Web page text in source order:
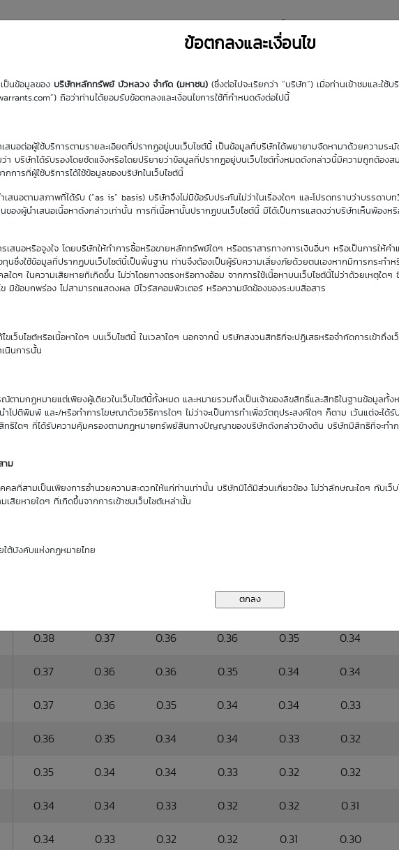
ข้อตกลงและเงื่อนไข
ป็นข้อมูลของ บริษัทหลักทรัพย์ บัวหลวง จำกัด (มหาชน) (ซึ่งต่อไปจะเรียกว่า “บริษัท”) เมื่อท่านเข้าชมและใช้
ถือว่าท่านได้ยอมรับข้อตกลงและเงื่อนไขการใช้ที่กำหนดดังต่อไปนี้
นอต่อผู้ใช้บริการตามรายละเอียดที่ปรากฏอยู่บนเว็บไซต์นี้ เป็นข้อมูลที่บริษัทได้พยายามจัดหามาด้วยความร
า บริษัทได้รับรองโดยชัดแจ้งหรือโดยปริยายว่าข้อมูลที่ปรากฏอยู่บนเว็บไซต์ทั้งหมดดังกล่าวนี้มีความถูกต้อง
กการที่ผู้ใช้บริการได้ใช้ข้อมูลของบริษัทในเว็บไซต์นี้
สนอตามสภาพที่ได้รับ (“as is” basis) บริษัทจึงไม่มีข้อรับประกันไม่ว่าในเรื่องใดๆ และโปรดทราบว่าบรรดาบ
ของผู้นำเสนอเนื้อหาดังกล่าวเท่านั้น การที่เนื้อหานั้นปรากฏบนเว็บไซต์นี้ มิได้เป็นการแสดงว่าบริษัทเห็นพ้อง
เสนอหรือจูงใจ โดยบริษัทให้ทำการซื้อหรือขายหลักทรัพย์ใดๆ หรือตราสารทางการเงินอื่นๆ หรือเป็นการให้
นซึ่งใช้ข้อมูลที่ปรากฏบนเว็บไซต์นี้เป็นพื้นฐาน ท่านจึงต้องเป็นผู้รับความเสี่ยงภัยด้วยตนเองหากมีการกระทำ
ดๆ ในความเสียหายที่เกิดขึ้น ไม่ว่าโดยทางตรงหรือทางอ้อม จากการใช้เนื้อหาบนเว็บไซต์นี้ไม่ว่าด้วยเหตุใ
มีข้อบกพร่อง ไม่สามารถแสดงผล มีไวรัสคอมพิวเตอร์ หรือความขัดข้องของระบบสื่อสาร
เว็บไซต์หรือเนื้อหาใดๆ บนเว็บไซต์นี้ ในเวลาใดๆ นอกจากนี้ บริษัทสงวนสิทธิที่จะปฏิเสธหรือจำกัดการเข้าถึง
นินการนั้น
ตามกฏหมายแต่เพียงผู้เดียวในเว็บไซต์นี้ทั้งหมด และหมายรวมถึงเป็นเจ้าของลิขสิทธิ์และสิทธิในฐานข้อมูลทั้ง
ไปตีพิมพ์ และ/หรือทำการโฆษณาด้วยวิธีการใดๆ ไม่ว่าจะเป็นการทำเพื่อวัตถุประสงค์ใดๆ ก็ตาม เว้นแต่จะ
สิทธิใดๆ ที่ได้รับความคุ้มครองตามกฏหมายทรัพย์สินทางปัญญาของบริษัทดังกล่าวข้างต้น บริษัทมีสิทธิที่จะทำ
าม
คคลที่สามเป็นเพียงการอำนวยความสะดวกให้แก่ท่านเท่านั้น บริษัทมิได้มีส่วนเกี่ยวข้อง ไม่ว่าลักษณะใดๆ กับเ
สียหายใดๆ ที่เกิดขึ้นจากการเข้าชมเว็บไซต์เหล่านั้น
ใต้บังคับแห่งกฏหมายไทย
(current)
Search My DW Highlight DW มุมความรู้ DW Search
วันซื้อขายปัจจุบัน
7 ส.ค. 2569
-2.01 %
เบื้องต้นของ DW01*
ราคาเสนอซื้อคืนเบื้องต้นของ GPSC01P2612A
0.36 0.36
0.38 0.37 0.36 0.36 0.35 0.34
0.37 0.36 0.36 0.35 0.34 0.34
0.37 0.36 0.35 0.34 0.34 0.33
0.36 0.35 0.34 0.34 0.33 0.32
0.35 0.34 0.34 0.33 0.32 0.32
0.34 0.34 0.33 0.32 0.32 0.31
0.34 0.33 0.32 0.32 0.31 0.30